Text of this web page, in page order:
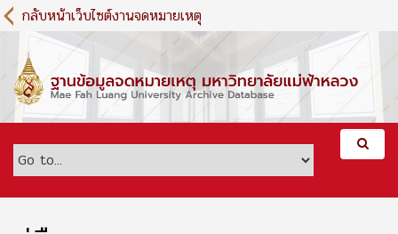
S
k
m
c
กลับหน้าเว็บไซต์งานจดหมายเหตุ